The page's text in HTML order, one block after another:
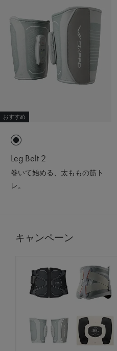
おすすめ
Leg Belt 2
巻いて始める、太ももの筋ト
レ。
キャンペーン